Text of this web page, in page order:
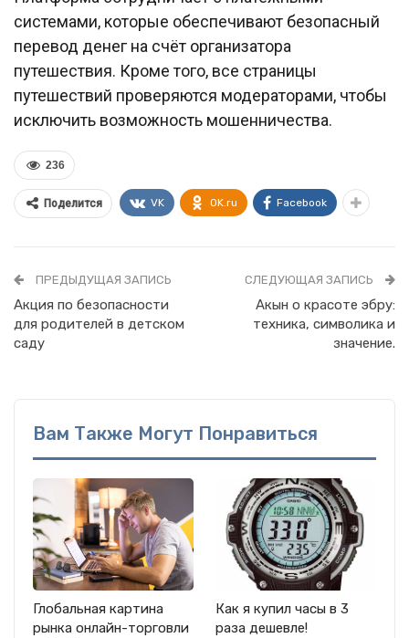
системами, которые обеспечивают безопасный
перевод денег на счёт организатора
путешествия. Кроме того, все страницы
путешествий проверяются модераторами, чтобы
исключить возможность мошенничества.
236
Поделится VK OK.ru Facebook
ПРЕДЫДУЩАЯ ЗАПИСЬ
Акция по безопасности
для родителей в детском
саду
СЛЕДУЮЩАЯ ЗАПИСЬ
Акын о красоте эбру:
техника, символика и
значение.
Вам Также Могут Понравиться
Глобальная картина
рынка онлайн-торговли
Как я купил часы в 3
раза дешевле!